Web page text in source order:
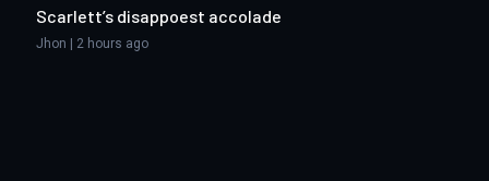
Scarlett’s disappoest accolade
Jhon | 2 hours ago